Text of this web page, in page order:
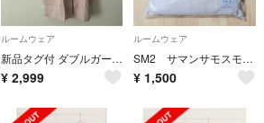
ルームウェア
新品タグ付 ダブルガーゼ配色パイピング刺繍チュニックワンピース
¥ 2,999
ルームウェア
SM2 サマンサモスモス フリース セットアップ ルームウェア パジャマ
¥ 1,500